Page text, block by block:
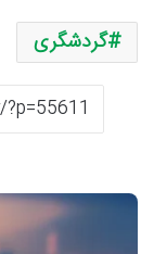
گردشگری